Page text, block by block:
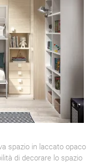
spazio in laccato opaco
di decorare lo spazio